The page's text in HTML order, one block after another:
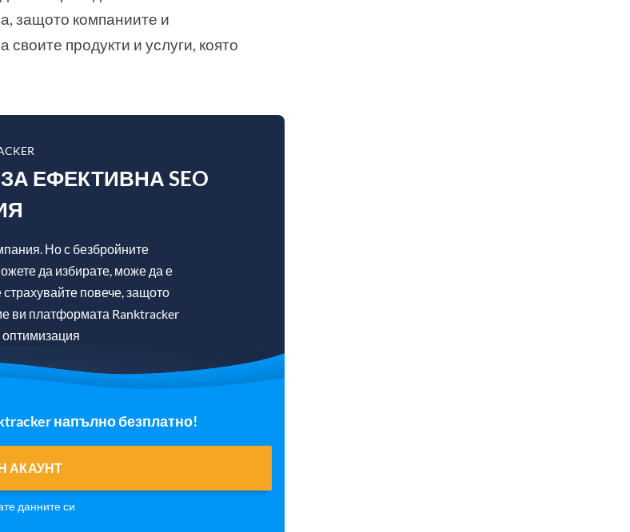
защото компаниите и
продукти и услуги, която
ЕФЕКТИВНА SEO
Но с безбройните
да избирате, може да е
страхувайте повече, защото
ви платформата Ranktracker
оптимизация
напълно безплатно!
АКАУНТ
данните си